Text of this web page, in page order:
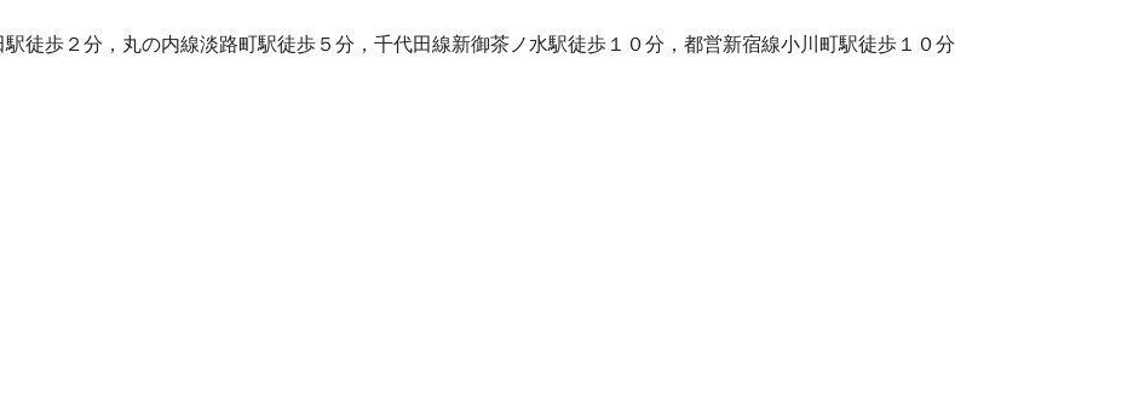
徒歩２分，丸の内線淡路町駅徒歩５分，千代田線新御茶ノ水駅徒歩１０分，都営新宿線小川町駅徒歩１０分